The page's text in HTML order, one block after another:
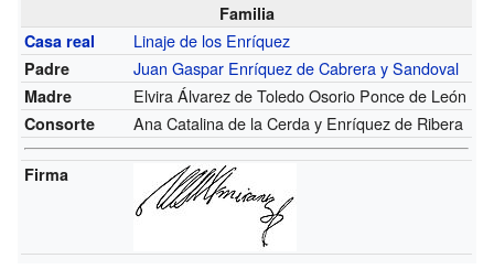
Familia
Casa real
Linaje de los Enríquez
Padre Juan Gaspar Enríquez de Cabrera y Sandoval
Madre Elvira Álvarez de Toledo Osorio Ponce de León
Consorte Ana Catalina de la Cerda y Enríquez de Ribera
Firma